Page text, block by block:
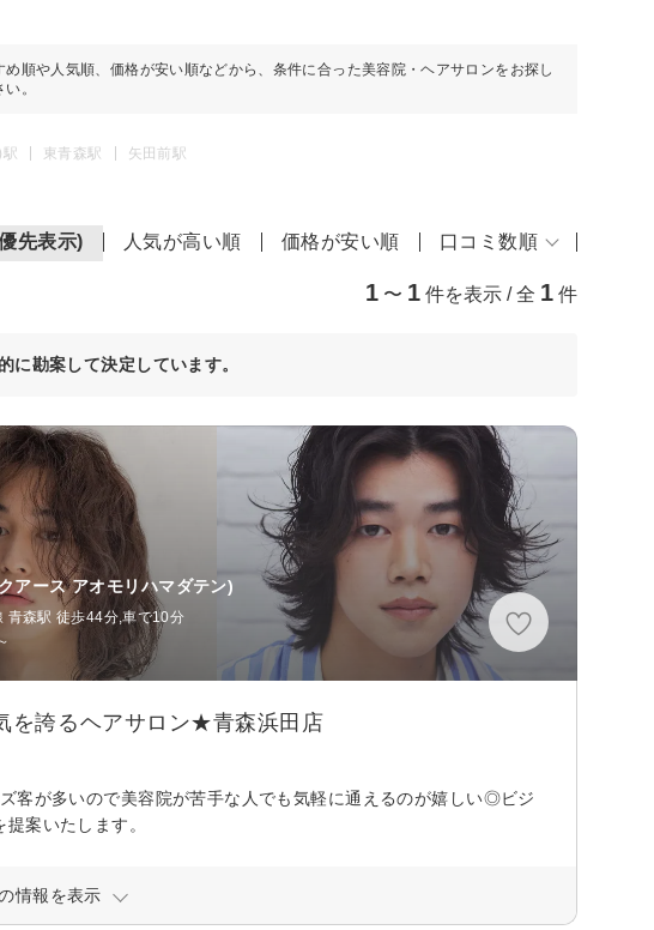
め順や人気順、価格が安い順などから、条件に合った美容院・ヘアサロンをお探し
。
東青森駅 矢田前駅
先表示) 人気が高い順 価格が安い順 口コミ数順
1 〜 1 件を表示 / 全 1 件
勘案して決定しています。
アース アオモリハマダテン)
青森駅 徒歩44分,車で10分
を誇るヘアサロン★青森浜田店
客が多いので美容院が苦手な人でも気軽に通えるのが嬉しい◎ビジ
案いたします。
情報を表示